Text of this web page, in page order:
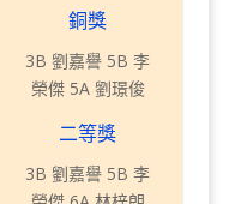
銅獎
3B 劉嘉譽 5B 李
榮傑 5A 劉璟俊
二等獎
3B 劉嘉譽 5B 李